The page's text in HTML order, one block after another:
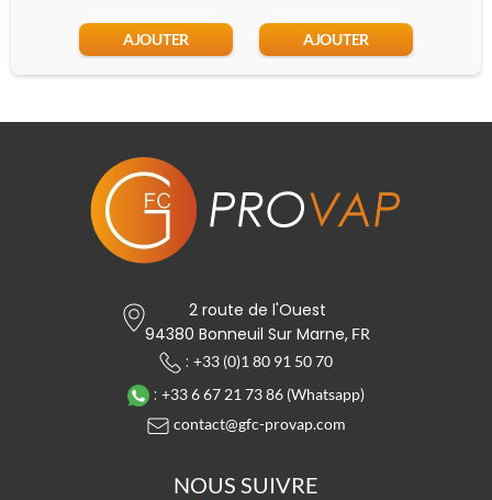
AJOUTER AJOUTER
2 route de l'Ouest
94380 Bonneuil Sur Marne,FR
: +33 (0)1 80 91 50 70
: +33 6 67 21 73 86 (Whatsapp)
contact@gfc-provap.com
NOUS SUIVRE